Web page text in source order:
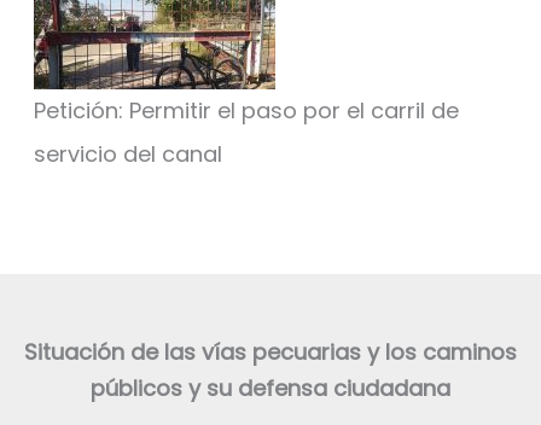
Petición: Permitir el paso por el carril de
servicio del canal
Situación de las vías pecuarias y los caminos
públicos y su defensa ciudadana